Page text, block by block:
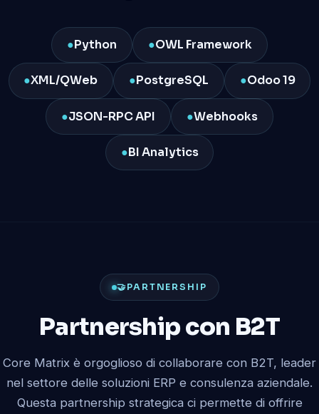
●Python ●OWL Framework
●XML/QWeb ●PostgreSQL ●Odoo 19
●JSON-RPC API ●Webhooks
●BI Analytics
🤝PARTNERSHIP
Partnership con B2T
Core Matrix è orgoglioso di collaborare con B2T, leader
nel settore delle soluzioni ERP e consulenza aziendale.
Questa partnership strategica ci permette di offrire